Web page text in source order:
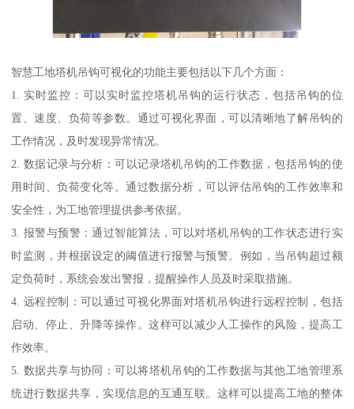
智慧工地塔机吊钩可视化的功能主要包括以下几个方面：
1. 实时监控：可以实时监控塔机吊钩的运行状态，包括吊钩的位
置、速度、负荷等参数。通过可视化界面，可以清晰地了解吊钩的
工作情况，及时发现异常情况。
2. 数据记录与分析：可以记录塔机吊钩的工作数据，包括吊钩的使
用时间、负荷变化等。通过数据分析，可以评估吊钩的工作效率和
安全性，为工地管理提供参考依据。
3. 报警与预警：通过智能算法，可以对塔机吊钩的工作状态进行实
时监测，并根据设定的阈值进行报警与预警。例如，当吊钩超过额
定负荷时，系统会发出警报，提醒操作人员及时采取措施。
4. 远程控制：可以通过可视化界面对塔机吊钩进行远程控制，包括
启动、停止、升降等操作。这样可以减少人工操作的风险，提高工
作效率。
5. 数据共享与协同：可以将塔机吊钩的工作数据与其他工地管理系
统进行数据共享，实现信息的互通互联。这样可以提高工地的整体